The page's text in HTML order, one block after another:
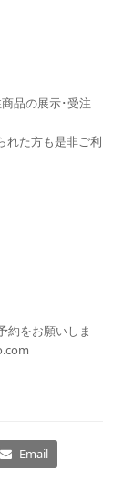
品の展示･受注
れた方も是非ご利
約をお願いしま
Email